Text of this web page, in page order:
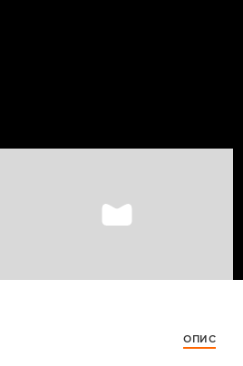
ОПИС